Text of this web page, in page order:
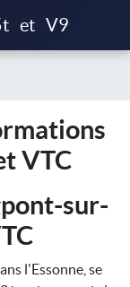
et V9
VTC
sur-
l'Essonne, se